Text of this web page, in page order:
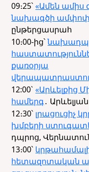
09։25՝«Ամեն ամիս
նախագծի
ընթերցասրահ
10։00-ից՝
քառօրյա
12:00`«Արևելքից
համերգ․
12։30՝ լրացուցիչ
խմբերի
դպրոց,
13։00՝
հետազոտական